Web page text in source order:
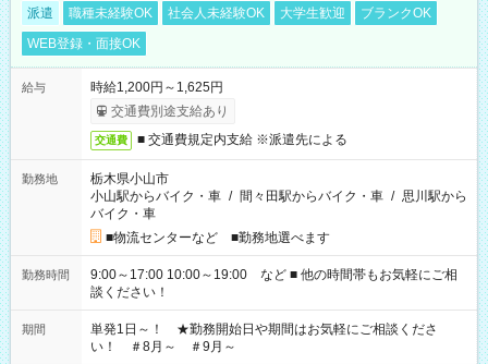
派遣 職種未経験OK 社会人未経験OK 大学生歓迎
ブランクOK
WEB登録・面接OK
給与
時給1,200円～1,625円
交通費別途支給あり
交通費 ■ 交通費規定内支給 ※派遣先による
勤務地
栃木県小山市
小山駅からバイク・車 / 間々田駅からバイク・車 / 思川駅から
バイク・車
■物流センターなど ■勤務地選べます
勤務時間
9:00～17:00 10:00～19:00 など ■ 他の時間帯もお気軽にご相
談ください！
期間
単発1日～！ ★勤務開始日や期間はお気軽にご相談くださ
い！ ＃8月～ ＃9月～